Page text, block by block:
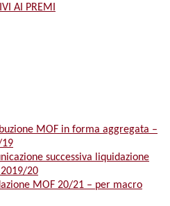
AI PREMI
MOF in forma aggregata –
successiva liquidazione
20
MOF 20/21 – per macro